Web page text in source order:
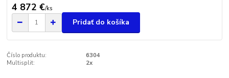
4 872 €/ks
Pridať do košíka
Číslo produktu:
6304
Multisplit:
2x